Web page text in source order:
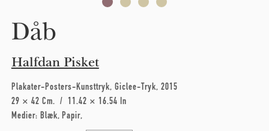
Dåb
Halfdan Pisket
Plakater-Posters-Kunsttryk Giclee-Tryk 2015
29 × 42 Cm
11.42 × 16.54 In
Medier: Blæk Papir